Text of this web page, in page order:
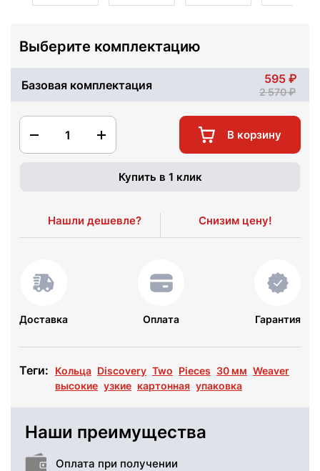
Выберите комплектацию
Базовая комплектация 595
2 570
1 В корзину
Купить в 1 клик
Нашли дешевле? Снизим цену!
Доставка Оплата Гарантия
Теги: Кольца Discovery Two Pieces 30 мм Weaver
высокие узкие картонная упаковка
Наши преимущества
Оплата при получении